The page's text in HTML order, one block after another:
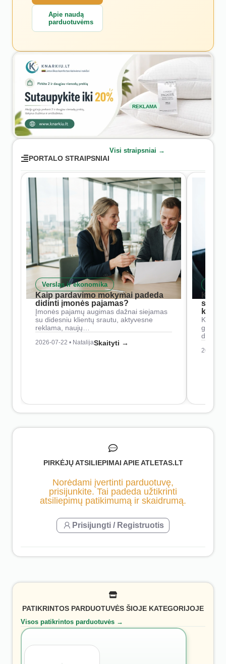
Apie naudą
parduotuvėms
REKLAMA
PORTALO STRAIPSNIAI
Visi straipsniai →
Verslas ir ekonomika
Kaip pardavimo mokymai padeda
didinti įmonės pajamas?
Įmonės pajamų augimas dažnai siejamas
su didesniu klientų srautu, aktyvesne
reklama, naujų…
2026-07-22 • NatalijaSkaityti →
Kaip
2026-
PIRKĖJŲ ATSILIEPIMAI APIE ATLETAS.LT
Norėdami įvertinti parduotuvę,
prisijunkite. Tai padeda užtikrinti
atsiliepimų patikimumą ir skaidrumą.
Prisijungti / Registruotis
PATIKRINTOS PARDUOTUVĖS ŠIOJE KATEGORIJOJE
Visos patikrintos parduotuvės →